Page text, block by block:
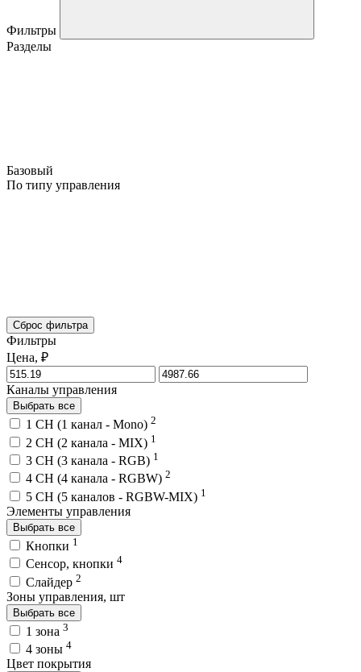
Фильтры
Разделы
Базовый
По типу управления
Сброс фильтра
Фильтры
Цена, ₽
Каналы управления
Выбрать все
1 CH (1 канал - Mono) 2
2 CH (2 канала - MIX) 1
3 CH (3 канала - RGB) 1
4 CH (4 канала - RGBW) 2
5 CH (5 каналов - RGBW-MIX) 1
Элементы управления
Выбрать все
Кнопки 1
Сенсор, кнопки 4
Слайдер 2
Зоны управления, шт
Выбрать все
1 зона 3
4 зоны 4
Цвет покрытия